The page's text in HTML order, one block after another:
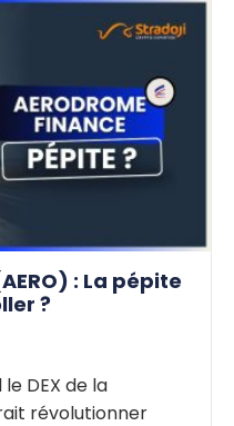
: La pépite
?
DEX de la
révolutionner